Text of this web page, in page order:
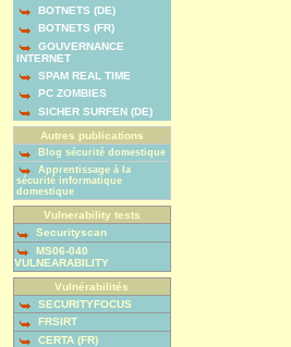
BOTNETS (DE)
BOTNETS (FR)
GOUVERNANCE
INTERNET
SPAM REAL TIME
PC ZOMBIES
SICHER SURFEN (DE)
Autres publications
Blog sécurité domestique
Apprentissage à la
sécurité informatique
domestique
Vulnerability tests
Securityscan
MS06-040
VULNEARABILITY
Vulnérabilités
SECURITYFOCUS
FRSIRT
CERTA (FR)